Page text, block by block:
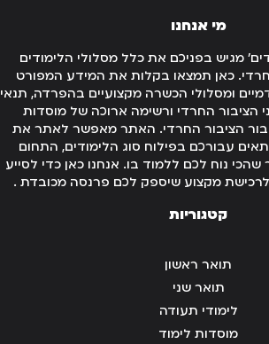
מי אנחנו
מגיש בפניכם את כלל מסלולי הלימודים
כאן תמצאו בקלות את המידע המפורט
ומסלולי הכשרה מקצועיים בהפרדה, תנאי
הציבור החרדי ורשימה ארוכה של מוסדות
הציבור החרדי. האתר מאפשר לאתר את
עבורכם בפילוח סוג הלימודים, התחום
נוח לכם ללמוד בו. אנחנו כאן כדי לסייע
מקצוע שיספק לכם פרנסה מכובדת .
קטגוריות
תואר ראשון
תואר שני
לימודי תעודה
מוסדות לימוד